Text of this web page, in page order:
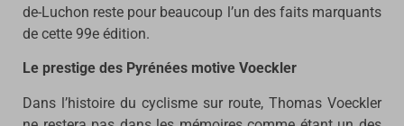
de-Luchon reste pour beaucoup l’un des faits marquants
de cette 99e édition.
Le prestige des Pyrénées motive Voeckler
Dans l’histoire du cyclisme sur route, Thomas Voeckler